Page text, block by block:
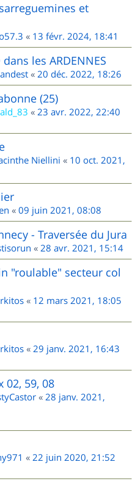
et
« 13 févr. 2024, 18:41
les ARDENNES
« 20 déc. 2022, 18:26
(25)
« 23 avr. 2022, 22:40
Niellini « 10 oct. 2021,
« 09 juin 2021, 08:08
- Traversée du Jura
« 28 avr. 2021, 15:14
"roulable" secteur col
« 12 mars 2021, 18:05
« 29 janv. 2021, 16:43
02, 59, 08
« 28 janv. 2021,
« 22 juin 2020, 21:52